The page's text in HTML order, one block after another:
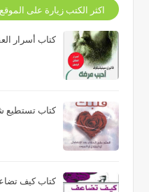
اكثر الكتب زيارة على الموقع
كتاب أسرار
كتاب تستطيع
كتاب كيف